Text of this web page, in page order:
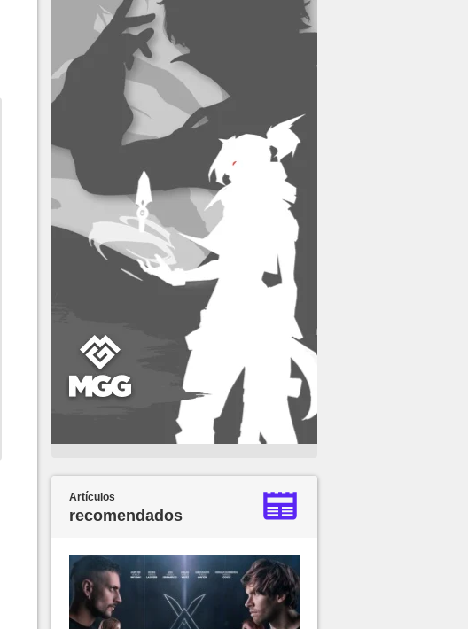
Artículos
recomendados